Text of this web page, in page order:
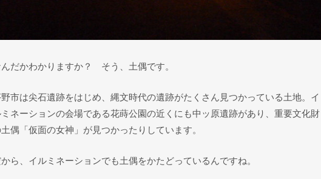
んだかわかりますか？ そう、土偶です。
市は尖石遺跡をはじめ、縄文時代の遺跡がたくさん見つかっている土地。イ
ミネーションの会場である花蒔公園の近くにも中ッ原遺跡があり、重要文化財
偶「仮面の女神」が見つかったりしています。
ら、イルミネーションでも土偶をかたどっているんですね。